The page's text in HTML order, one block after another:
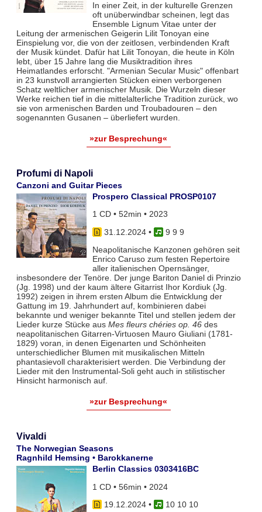
In einer Zeit, in der kulturelle Grenzen
oft unüberwindbar scheinen, legt das
Ensemble Lignum Vitae unter der
Leitung der armenischen Geigerin Lilit Tonoyan eine
Einspielung vor, die von der zeitlosen, verbindenden Kraft
der Musik kündet. Dafür hat Lilit Tonoyan, die heute in Köln
lebt, über 15 Jahre lang die Musiktradition ihres
Heimatlandes erforscht. "Armenian Secular Music" offenbart
in 23 kunstvoll arrangierten Stücken einen verborgenen
Schatz weltlicher armenischer Musik. Die Wurzeln dieser
Werke reichen tief in die mittelalterliche Tradition zurück, wo
sie von armenischen Barden und Troubadouren – den
sogenannten Gusanen – überliefert wurden.
»zur Besprechung«
Profumi di Napoli
Canzoni and Guitar Pieces
Prospero Classical PROSP0107
1 CD • 52min • 2023
31.12.2024•
9 9 9
Neapolitanische Kanzonen gehören seit
Enrico Caruso zum festen Repertoire
aller italienischen Opernsänger,
insbesondere der Tenöre. Der junge Bariton Daniel di Prinzio
(Jg. 1998) und der kaum ältere Gitarrist Ihor Kordiuk (Jg.
1992) zeigen in ihrem ersten Album die Entwicklung der
Gattung im 19. Jahrhundert auf, kombinieren dabei
bekannte und weniger bekannte Titel und stellen jedem der
Lieder kurze Stücke aus Mes fleurs chéries op. 46des
neapolitanischen Gitarren-Virtuosen Mauro Giuliani (1781-
1829) voran, in denen Eigenarten und Schönheiten
unterschiedlicher Blumen mit musikalischen Mitteln
phantasievoll charakterisiert werden. Die Verbindung der
Lieder mit den Instrumental-Soli geht auch in stilistischer
Hinsicht harmonisch auf.
»zur Besprechung«
Vivaldi
The Norwegian Seasons
Ragnhild Hemsing • Barokkanerne
Berlin Classics 0303416BC
1 CD • 56min • 2024
19.12.2024• 10 10 10